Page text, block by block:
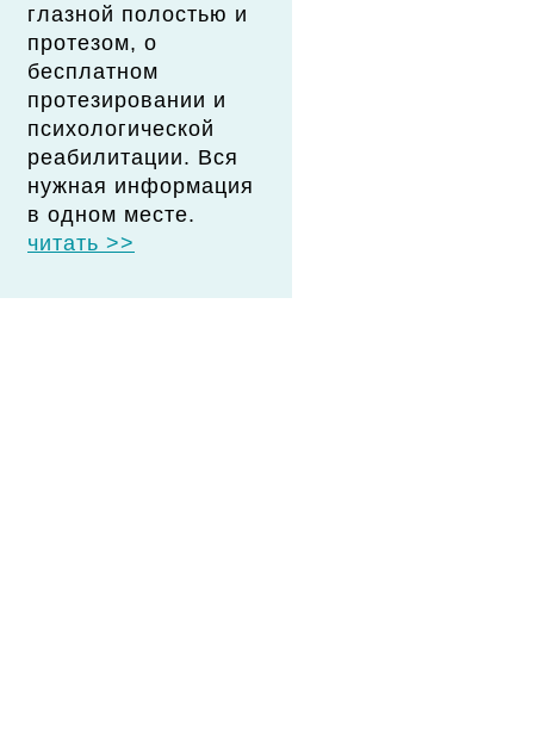
глазной полостью и
протезом, о
бесплатном
протезировании и
психологической
реабилитации. Вся
нужная информация
в одном месте.
читать >>